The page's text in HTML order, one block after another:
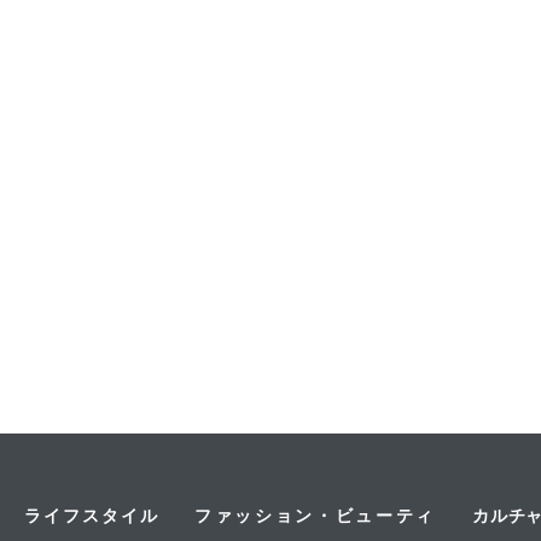
ライフスタイル ファッション・ビューティ カルチ